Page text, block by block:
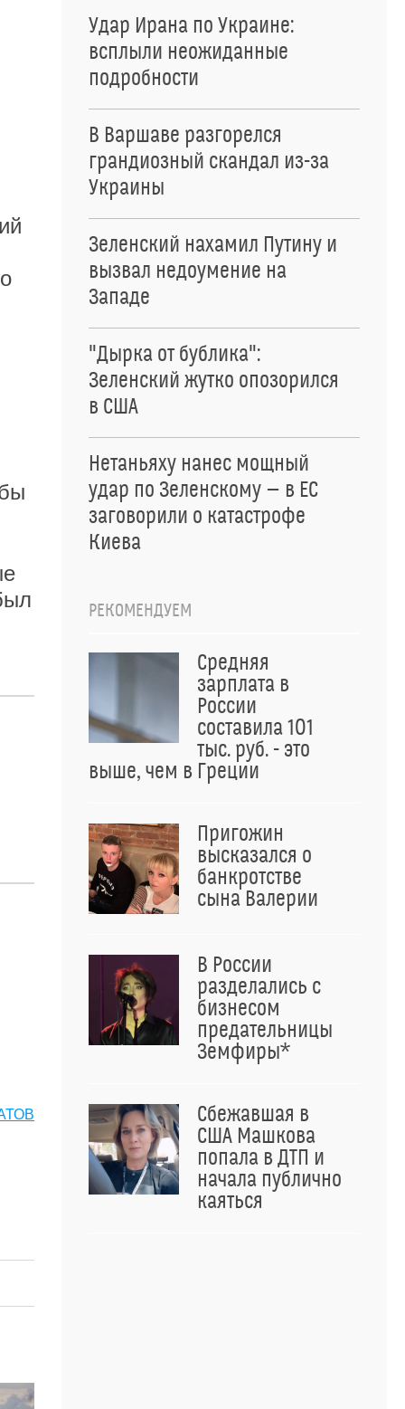
Удар Ирана по Украине:
всплыли неожиданные
подробности
В Варшаве разгорелся
грандиозный скандал из-за
Украины
Зеленский нахамил Путину и
вызвал недоумение на
Западе
"Дырка от бублика":
Зеленский жутко опозорился
в США
Нетаньяху нанес мощный
удар по Зеленскому — в ЕС
заговорили о катастрофе
Киева
РЕКОМЕНДУЕМ
Средняя
зарплата в
России
составила 101
тыс. руб. - это
выше, чем в Греции
Пригожин
высказался о
банкротстве
сына Валерии
В России
разделались с
бизнесом
предательницы
Земфиры*
Сбежавшая в
США Машкова
попала в ДТП и
начала публично
каяться